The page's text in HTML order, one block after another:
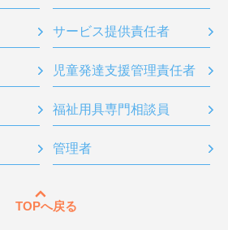
サービス提供責任者
児童発達支援管理責任者
福祉用具専門相談員
管理者
TOPへ戻る